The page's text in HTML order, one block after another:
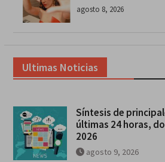
agosto 8, 2026
Ultimas Noticias
Síntesis de
últimas 24 horas,
2026
agosto 9, 2026